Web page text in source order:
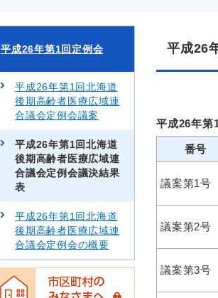
平成26
平成26年第
番号
議案第1号
議案第2号
議案第3号
平成26年第1回定例会
平成26年第1回北海道
後期高齢者医療広域連
合議会定例会議案
平成26年第1回北海道
後期高齢者医療広域連
合議会定例会議決結果
表
平成26年第1回北海道
後期高齢者医療広域連
合議会定例会の概要